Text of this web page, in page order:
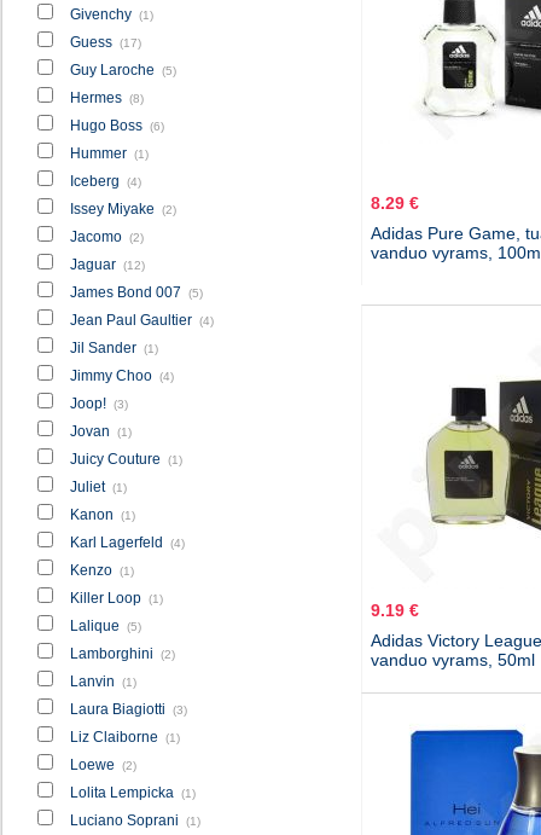
Givenchy (1)
Guess (17)
Guy Laroche (5)
Hermes (8)
Hugo Boss (6)
Hummer (1)
Iceberg (4)
Issey Miyake (2)
Jacomo (2)
Jaguar (12)
James Bond 007 (5)
Jean Paul Gaultier (4)
Jil Sander (1)
Jimmy Choo (4)
Joop! (3)
Jovan (1)
Juicy Couture (1)
Juliet (1)
Kanon (1)
Karl Lagerfeld (4)
Kenzo (1)
Killer Loop (1)
Lalique (5)
Lamborghini (2)
Lanvin (1)
Laura Biagiotti (3)
Liz Claiborne (1)
Loewe (2)
Lolita Lempicka (1)
Luciano Soprani (1)
8.29 €
Adidas Pure Game,
vanduo vyrams,
9.19 €
Adidas Victory
vanduo vyrams, 50ml